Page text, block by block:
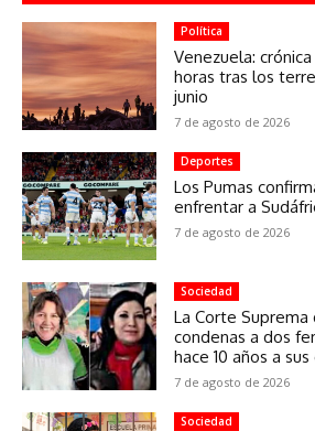
Política
Venezuela:
horas tras los
junio
7 de agosto de 2026
Deportes
Los Pumas
enfrentar a
7 de agosto de 2026
Sociedad
La Corte
condenas a dos
hace 10 años a
7 de agosto de 2026
Sociedad